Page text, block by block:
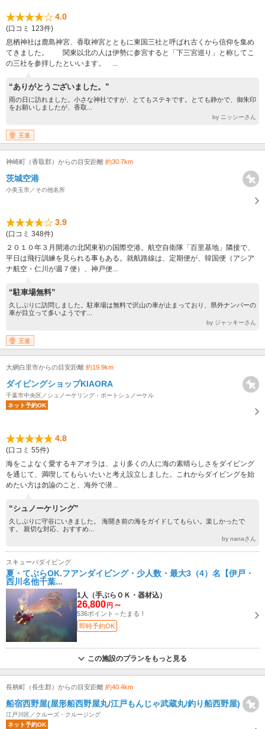
4.0
(口コミ 123件)
息栖神社は鹿島神宮、香取神宮とともに東国三社と呼ばれ古くから信仰を集め
てきました。 関東以北の人は伊勢に参宮すると「下三宮巡り」と称してこ
の三社を参拝したといいます。 ...
“ありがとうございました。”
雨の日に訪れました。小さな神社ですが、とてもステキです。とても静かで、御朱印
をお願いしましたが、香取...
by ニッシーさん
王道
神崎町（香取郡）からの目安距離 約30.7km
茨城空港
小美玉市／その他名所
3.9
(口コミ 348件)
２０１０年３月開港の北関東初の国際空港。航空自衛隊「百里基地」隣接で、
平日は飛行訓練を見られる事もある。就航路線は、定期便が、韓国便（アシア
ナ航空・仁川が週７便）、神戸便...
“駐車場無料”
久しぶりに訪問しました。駐車場は無料で沢山の車が止まっており、県外ナンバーの
車が目立って多いようです...
by ジャッキーさん
王道
大網白里市からの目安距離 約19.9km
ダイビングショップKIAORA
千葉市中央区／シュノーケリング・ボートシュノーケル
ネット予約OK
4.8
(口コミ 55件)
海をこよなく愛するキアオラは、より多くの人に海の素晴らしさをダイビング
を通じて、満喫してもらいたいと考え設立しました。これからダイビングを始
めたい方は勿論のこと、海外で潜...
“シュノーケリング”
久しぶりに守谷にいきました。 海開き前の海をガイドしてもらい。楽しかったで
す。 親切な対応、おすすめ...
by nanaさん
スキューバダイビング
夏・てぶらOK.フアンダイビング・少人数・最大3（4）名【伊戸・
西川名他千葉...
1人（手ぶらＯＫ・器材込）
26,800 円 ～
536ポイント～たまる！
即時予約OK
この施設のプランをもっと見る
長柄町（長生郡）からの目安距離 約40.4km
船宿西野屋(屋形船西野屋丸/江戸もんじゃ武蔵丸/釣り船西野屋)
江戸川区／クルーズ・クルージング
ネット予約OK